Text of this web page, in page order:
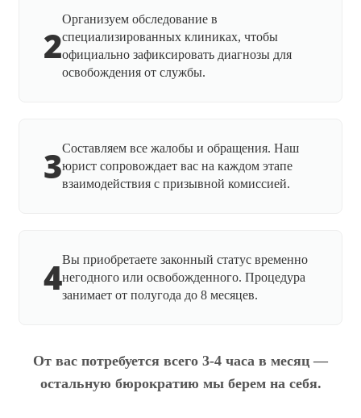
2
Организуем обследование в
специализированных клиниках, чтобы
официально зафиксировать диагнозы для
освобождения от службы.
3Составляем все жалобы и обращения. Наш
юрист сопровождает вас на каждом этапе
взаимодействия с призывной комиссией.
4Вы приобретаете законный статус временно
негодного или освобожденного. Процедура
занимает от полугода до 8 месяцев.
От вас потребуется всего 3-4 часа в месяц —
остальную бюрократию мы берем на себя.